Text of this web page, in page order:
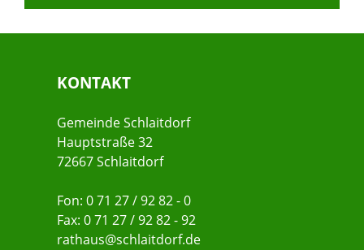
KONTAKT
Gemeinde Schlaitdorf
Hauptstraße 32
72667 Schlaitdorf
Fon: 0 71 27 / 92 82 - 0
Fax: 0 71 27 / 92 82 - 92
rathaus@schlaitdorf.de